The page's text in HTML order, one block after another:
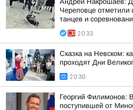
Череповце
танцев и
20:33
Сказка на Невском:
проходят Дни
20:30
Георгий Филимонов:
поступившей от